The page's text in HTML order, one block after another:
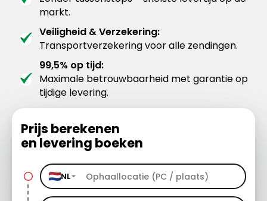
markt.
Veiligheid & Verzekering:
Transportverzekering voor alle zendingen.
99,5% op tijd:
Maximale betrouwbaarheid met garantie op
tijdige levering.
Prijs berekenen
en levering boeken
NL